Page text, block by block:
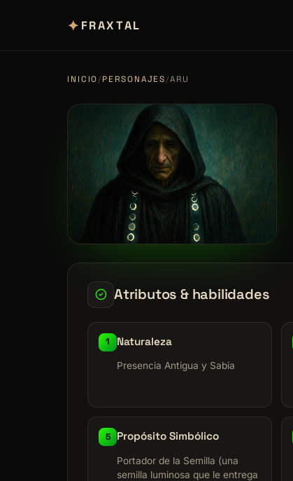
✦ FRAXTAL
INICIO / PERSONAJES /ARU
Atributos & habilidades
1 Naturaleza
Presencia Antigua y Sabia
5 Propósito Simbólico
Portador de la Semilla (una
semilla luminosa que le entrega